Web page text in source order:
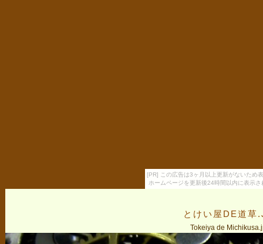
[PR] この広告は3ヶ月以上更新がないため
ホームページを更新後24時間以内に表示
とけい屋DE道草
Tokeiya de